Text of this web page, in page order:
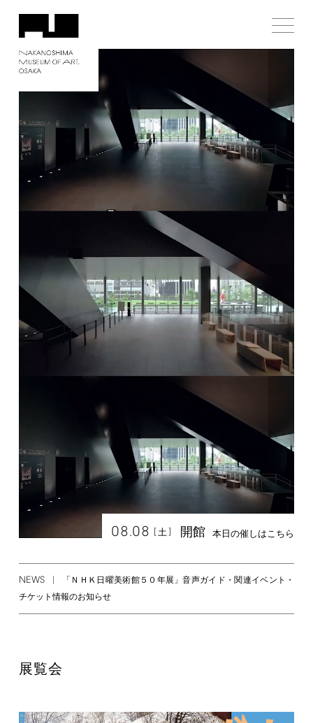
08.08 [土] 開館 本日の催しはこちら
NEWS
「ＮＨＫ日曜美術館５０年展」音声ガイド・関連イベント・
チケット情報のお知らせ
展覧会